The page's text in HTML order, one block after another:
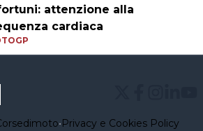
attenzione alla
cardiaca
•Privacy e Cookies Policy